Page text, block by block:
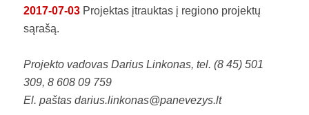
2017-07-03Projektas įtrauktas į regiono projektų
sąrašą.
Projekto vadovas Darius Linkonas, tel. (8 45) 501
309, 8 608 09 759
El. paštas darius.linkonas@panevezys.lt